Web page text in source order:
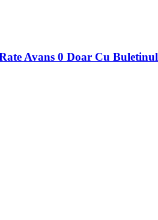
Avans 0 Doar Cu Buletinul